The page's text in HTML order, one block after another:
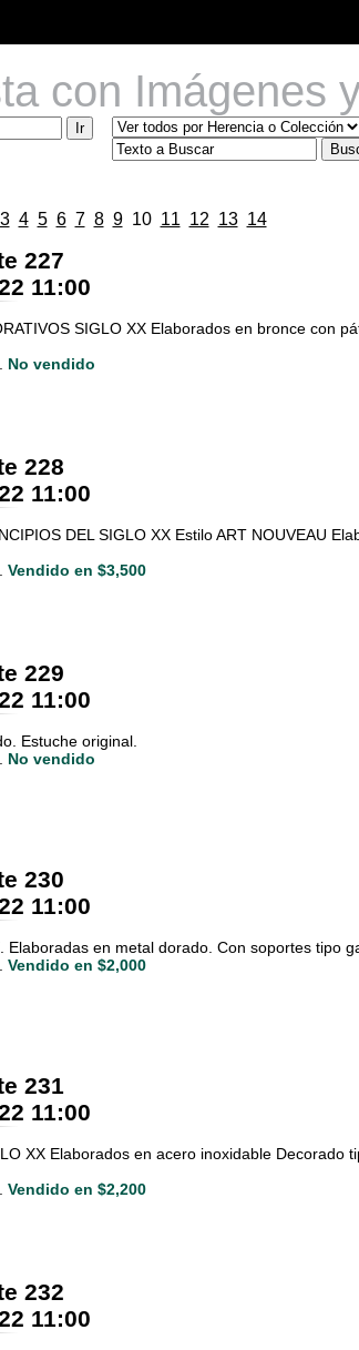
con Imágenes
3 4 5 6 7 8 9 10 11 12 13 14
227
11:00
SIGLO XX Elaborados en bronce con
No vendido
228
11:00
DEL SIGLO XX Estilo ART NOUVEAU
Vendido en $3,500
229
11:00
Estuche original.
No vendido
230
11:00
Elaboradas en metal dorado. Con soportes tipo
Vendido en $2,000
231
11:00
XX Elaborados en acero inoxidable Decorado
Vendido en $2,200
232
11:00